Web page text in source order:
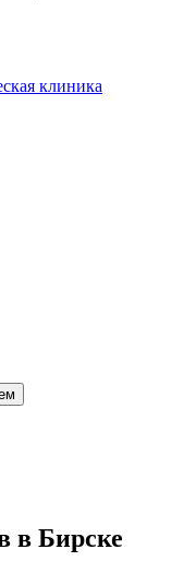
клиника
в Бирске